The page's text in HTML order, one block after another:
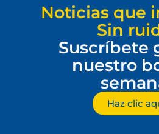
Noticias que
Sin
Suscríbete
nuestro
Haz clic